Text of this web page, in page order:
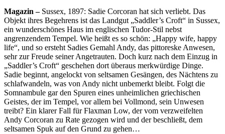
Magazin –Sussex, 1897: Sadie Corcoran hat sich verliebt. Das
Objekt ihres Begehrens ist das Landgut „Saddler’s Croft“ in Sussex,
ein wunderschönes Haus im englischen Tudor-Stil nebst
angrenzendem Tempel. Wie heißt es so schön: „Happy wife, happy
life“, und so ersteht Sadies Gemahl Andy, das pittoreske Anwesen,
sehr zur Freude seiner Angetrauten. Doch kurz nach dem Einzug in
„Saddler’s Croft“ geschehen dort überaus merkwürdige Dinge.
Sadie beginnt, angelockt von seltsamen Gesängen, des Nächtens zu
schlafwandeln, was von Andy nicht unbemerkt bleibt. Folgt die
Somnambule gar den Spuren eines unheimlichen griechischen
Geistes, der im Tempel, vor allem bei Vollmond, sein Unwesen
treibt? Ein klarer Fall für Flaxman Low, der vom verzweifelten
Andy Corcoran zu Rate gezogen wird und der beschließt, dem
seltsamen Spuk auf den Grund zu gehen…